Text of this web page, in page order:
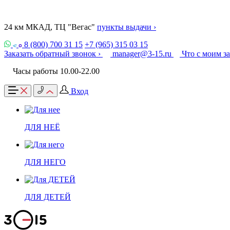
24 км МКАД, ТЦ "Вегас" пункты выдачи ›
8 (800) 700 31 15 +7 (965) 315 03 15
Заказать обратный звонок ›
manager@3-15.ru
Что с моим
Часы работы 10.00-22.00
Вход
ДЛЯ НЕЁ
ДЛЯ НЕГО
ДЛЯ ДЕТЕЙ